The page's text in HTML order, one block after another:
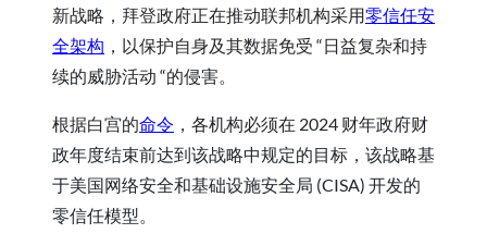
新战略，拜登政府正在推动联邦机构采用零信任安
全架构 ，以保护自身及其数据免受 “日益复杂和持
续的威胁活动 “的侵害。
根据白宫的命令 ，各机构必须在 2024 财年政府财
政年度结束前达到该战略中规定的目标，该战略基
于美国网络安全和基础设施安全局 (CISA) 开发的
零信任模型。